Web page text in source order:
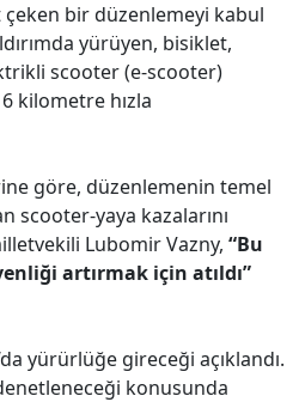
çeken bir düzenlemeyi kabul
yürüyen, bisiklet,
scooter (e-scooter)
kilometre hızla
göre, düzenlemenin temel
scooter-yaya kazalarını
Lubomir Vazny, “Bu
artırmak için atıldı”
yürürlüğe gireceği açıklandı.
denetleneceği konusunda